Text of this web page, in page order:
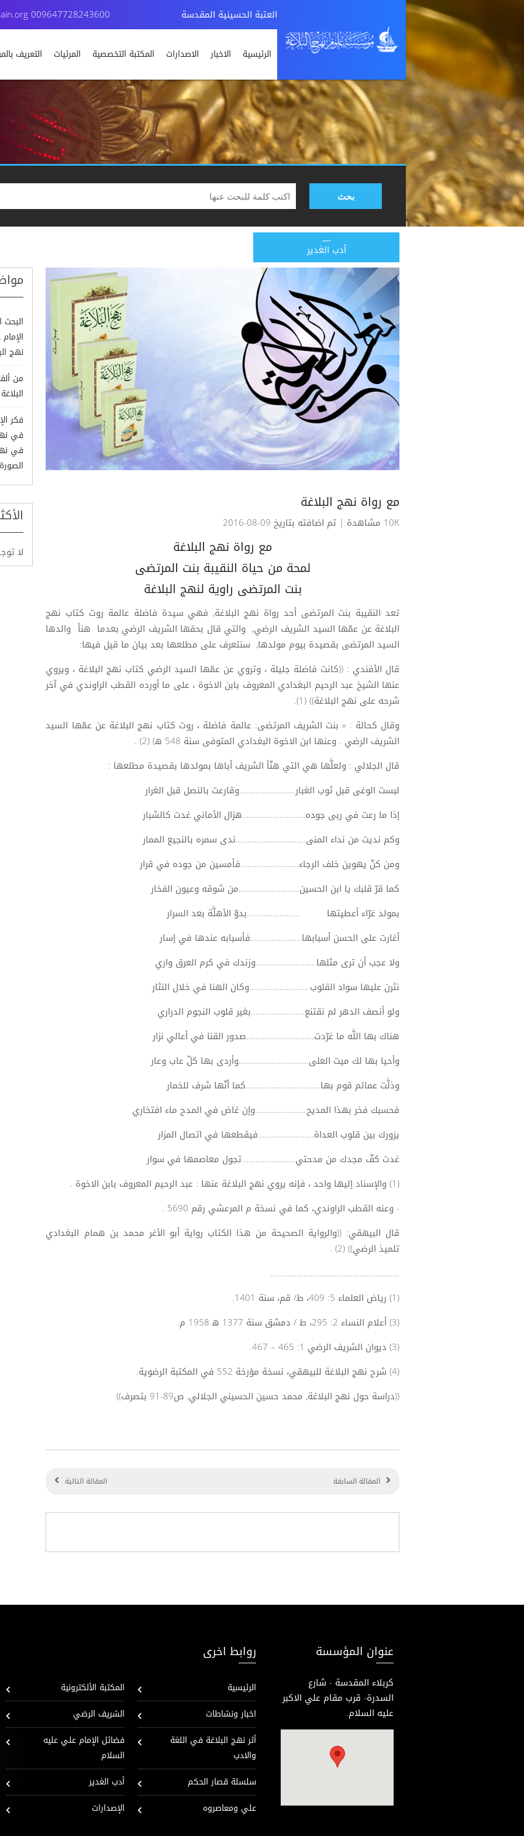
العتبة الحسينية المقدسة 009647728243600
الرئيسية الاخبار الاصدارات المكتبة التخصصية المرئيات التعريف
بحث
أدب الغدير
مع رواة نهج البلاغة
10K مشاهدة | تم اضافته بتاريخ 09-08-2016
مع رواة نهج البلاغة
لمحة من حياة النقيبة بنت المرتضى
بنت المرتضى راوية لنهج البلاغة
تعد النقيبة بنت المرتضى أحد رواة نهج البلاغة, فهي سيدة فاضلة عالمة روت كتاب نهج
البلاغة عن عمّها السيد الشريف الرضي, والتي قال بحقها الشريف الرضي بعدما هنأ والدها
السيد المرتضى بقصيدة بيوم مولدها, سنتعرف على مطلعها بعد بيان ما قيل فيها:
قال الأفندي : ((كانت فاضلة جليلة ، وتروي عن عمّها السيد الرضي كتاب نهج البلاغة ، ويروي
عنها الشيخ عبد الرحيم البغدادي المعروف بابن الاخوة ، على ما أورده القطب الراوندي في آخر
شرحه على نهج البلاغة)) (1).
وقال كحالة : « بنت الشريف المرتضى: عالمة فاضلة ، روت كتاب نهج البلاغة عن عمّها السيد
الشريف الرضي . وعنها ابن الاخوة البغدادي المتوفى سنة 548 ه‍) (2) .
قال الجلالي : ولعلَّها هي التي هنّأ الشريف أباها بمولدها بقصيدة مطلعها :
لبست الوغى قبل ثوب الغبار........................وقارعت بالنصل قبل الغرار
إذا ما رعت في ربى جوده...........................هزال الأماني غدت كالشبار
وكم نديت من نداء المنى..............................ندى سمره بالنجيع الممار
ومن كنّ يهوين خلف الرجاء.........................فأمسين من جوده في قرار
كما قرّ قلبك يا ابن الحسين..........................من شوقه وعيون الفخار
بمولد غرّاء أعطيتها .......................بدوّ الأهلَّة بعد السرار
أغارت على الحسن أسبابها......................فأسبابه عندها في إسار
ولا عجب أن ترى مثلها..........................وزندك في كرم العرق واري
نثرن عليها سواد القلوب..........................وكان الهنا في خلال النثار
ولو أنصف الدهر لم نقتنع.......................بغير قلوب النجوم الدراري
هناك بها اللَّه ما غرّدت.............................صدور القنا في أعالي نزار
وأحيا بها لك ميت العلى..............................وأردى بها كلّ عاب وعار
وذلَّت عمائم قوم بها................................كما أنّها شرف للخمار
فحسبك فخر بهذا المديح......................وإن غاض في المدح ماء افتخاري
يزورك بين قلوب العداة........................فيقطعها في اتصال المزار
غدت كفّ مجدك من مدحتي.......................تجول معاصمها في سوار
(1) والإسناد إليها واحد ، فإنه يروي نهج البلاغة عنها : عبد الرحيم المعروف بابن الاخوة .
- وعنه القطب الراوندي، كما في نسخة م المرعشي رقم 5690 .
قال البيهقي: ((والرواية الصحيحة من هذا الكتاب رواية أبو الأغر محمد بن همام البغدادي
تلميذ الرضي)) (2) .
.......................................................
(1) رياض العلماء 5: 409، ط/ قم، سنة 1401.
(3) أعلام النساء 2: 295، ط / دمشق سنة 1377 ه‍ 1958 م.
(3) ديوان الشريف الرضي 1: 465 – 467.
(4) شرح نهج البلاغة للبيهقي، نسخة مؤرخة 552 في المكتبة الرضوية.
((دراسة حول نهج البلاغة, محمد حسين الحسيني الجلالي, ص89-91 بتصرف))
المقالة السابقة المقالة التالية
البحث
نهج
من
البلاغة
فكر
في
لا
عنوان المؤسسة
كربلاء المقدسة - شارع
السدرة- قرب مقام علي الاكبر
عليه السلام.
روابط اخرى
الرئيسية
اخبار ونشاطات
أثر نهج البلاغة في اللغة
والادب
سلسلة قصار الحكم
علي ومعاصروه
المكتبة الألكترونية
الشريف الرضي
فضائل الإمام علي عليه
السلام
أدب الغدير
الإصدارات